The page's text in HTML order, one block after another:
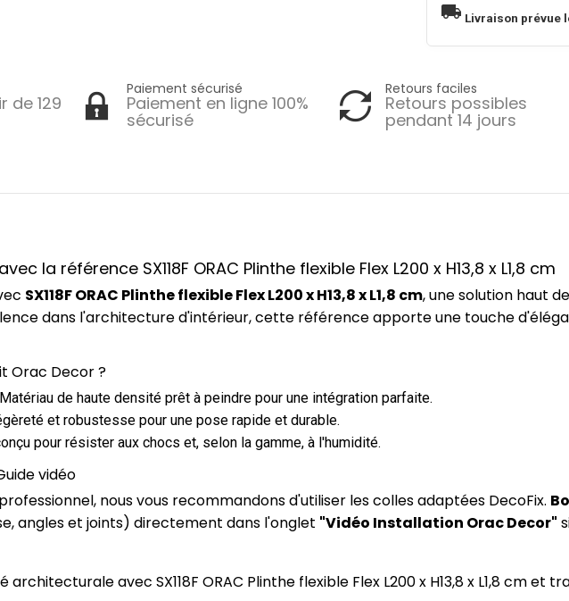
local_shipping Livraison prévue
de 129
Paiement sécurisé
Paiement en ligne 100%
sécurisé
Retours faciles
Retours possibles
pendant 14 jours
la référence SX118F ORAC Plinthe flexible Flex L200 x H13,8 x L1,8 cm
SX118F ORAC Plinthe flexible Flex L200 x H13,8 x L1,8 cm, une solution haut
dans l'architecture d'intérieur, cette référence apporte une touche
Orac Decor ?
Matériau de haute densité prêt à peindre pour une intégration parfaite.
et robustesse pour une pose rapide et durable.
pour résister aux chocs et, selon la gamme, à l'humidité.
vidéo
nous vous recommandons d'utiliser les colles adaptées DecoFix.
angles et joints) directement dans l'onglet "Vidéo Installation Orac Decor"
architecturale avec SX118F ORAC Plinthe flexible Flex L200 x H13,8 x L1,8 cm